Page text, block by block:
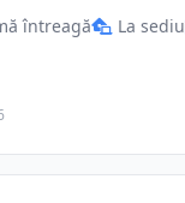
întreagă La sediu